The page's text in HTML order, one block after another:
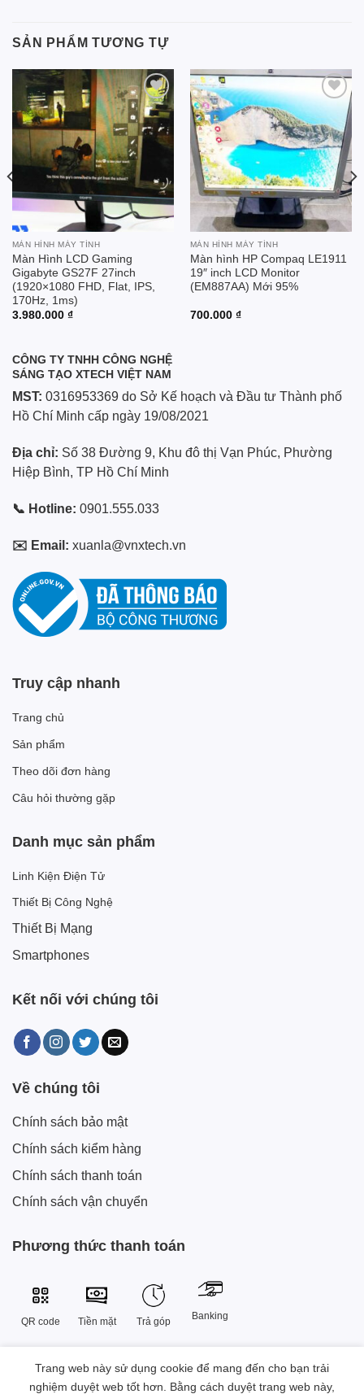
SẢN PHẨM TƯƠNG TỰ
Add to
wishlist
MÀN HÌNH MÁY TÍNH
Màn Hình LCD Gaming
Gigabyte GS27F 27inch
(1920×1080 FHD, Flat, IPS,
170Hz, 1ms)
3.980.000 ₫
wishlist
MÀN HÌNH MÁY TÍNH
Màn hình HP Compaq LE1911
19″ inch LCD Monitor
(EM887AA) Mới 95%
700.000 ₫
CÔNG TY TNHH CÔNG NGHỆ
SÁNG TẠO XTECH VIỆT NAM
MST: 0316953369 do Sở Kế hoạch và Đầu tư Thành phố
Hồ Chí Minh cấp ngày 19/08/2021
Địa chỉ: Số 38 Đường 9, Khu đô thị Vạn Phúc, Phường
Hiệp Bình, TP Hồ Chí Minh
📞 Hotline: 0901.555.033
✉️ Email: xuanla@vnxtech.vn
Truy cập nhanh
Trang chủ
Sản phẩm
Theo dõi đơn hàng
Câu hỏi thường gặp
Danh mục sản phẩm
Linh Kiện Điện Tử
Thiết Bị Công Nghệ
Thiết Bị Mạng
Smartphones
Kết nối với chúng tôi
Về chúng tôi
Chính sách bảo mật
Chính sách kiểm hàng
Chính sách thanh toán
Chính sách vận chuyển
Phương thức thanh toán
QR code Tiền mặt Trả góp
Banking
Công Ty TNHH Công Nghệ Sáng Tạo Xtech Việt Nam
Trang web này sử dụng cookie để mang đến cho bạn trải
nghiệm duyệt web tốt hơn. Bằng cách duyệt trang web này,